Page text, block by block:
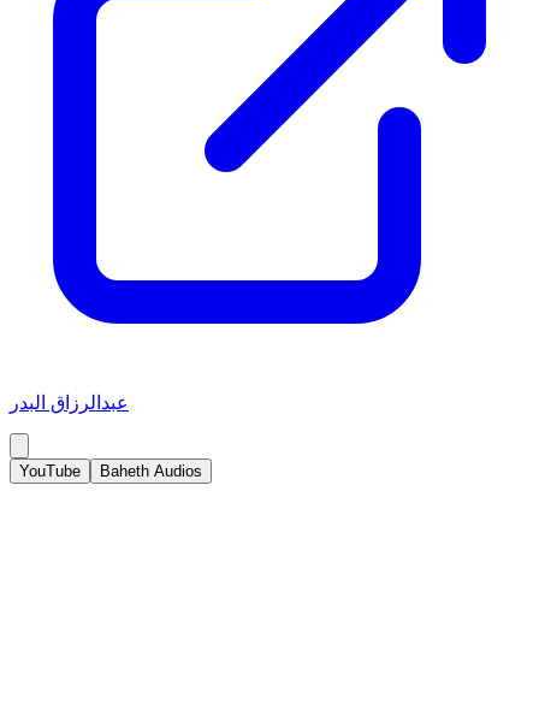
عبدالرزاق البدر
YouTube Baheth Audios